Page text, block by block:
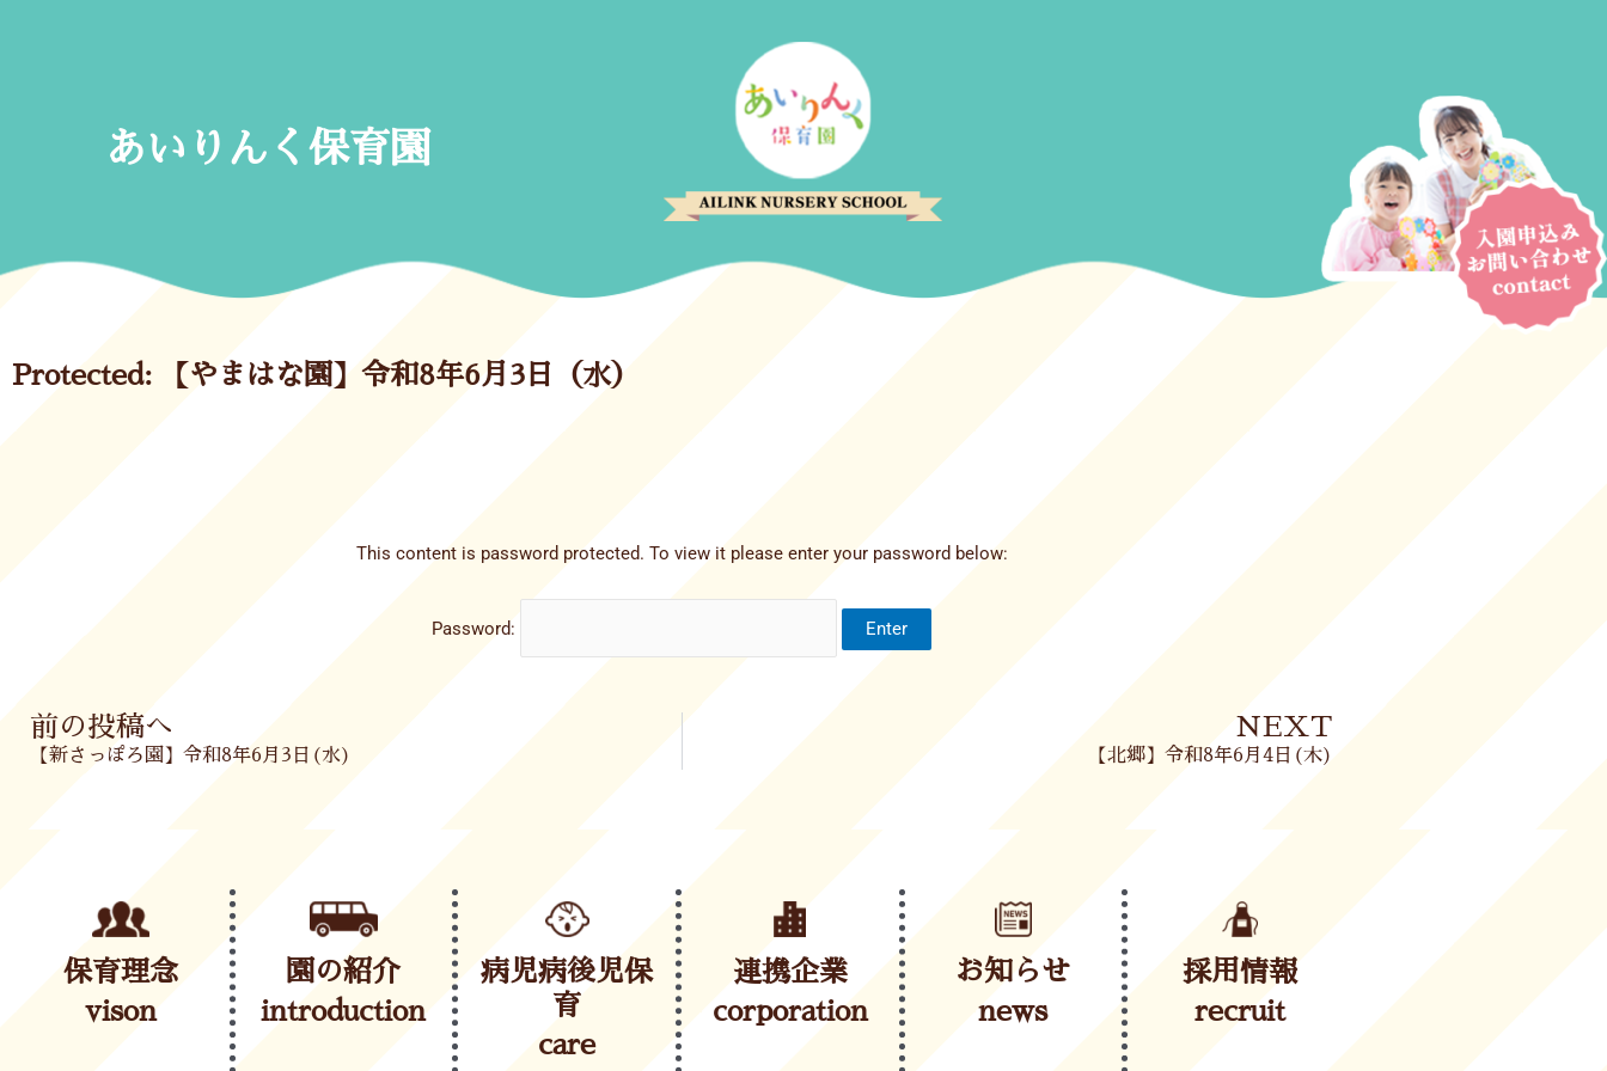
あいりんく保育園
Protected: 【やまはな園】令和8年6月3日（水）
This content is password protected. To view it please enter your password below:
Password:
Prev
前の投稿へ
【新さっぽろ園】令和8年6月3日(水)
NEXT
【北郷】令和8年6月4日(木)
保育理念
vison
園の紹介
introduction
病児病後児保
育
care
連携企業
corporation
お知らせ
news
採用情報
recruit